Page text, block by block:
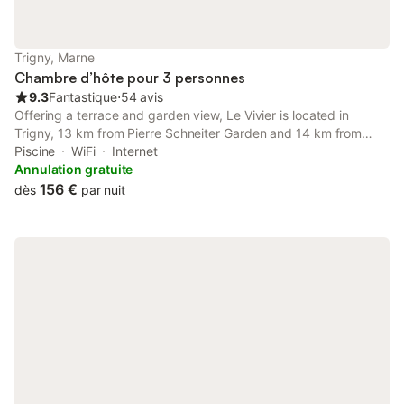
Trigny, Marne
Chambre d’hôte pour 3 personnes
9.3Fantastique⋅54 avis
Offering a terrace and garden view, Le Vivier is located in
Trigny, 13 km from Pierre Schneiter Garden and 14 km from
Parc de la Patte d'Oie. This bed and breakfast features a
private pool, a garden and free private parking.
Piscine WiFi
Internet
Annulation gratuite
dès 156 € par nuit